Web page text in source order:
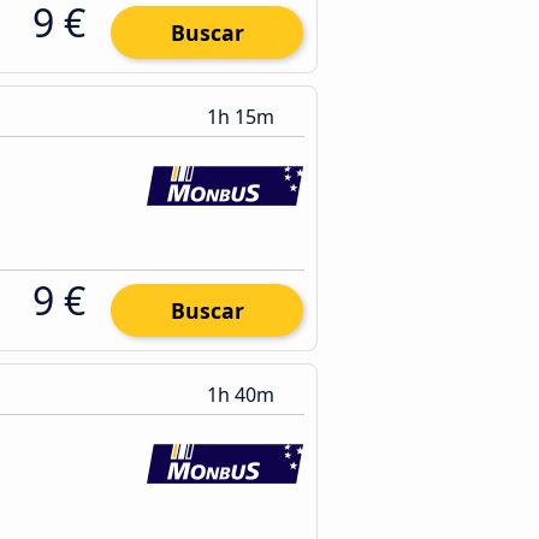
9 € Buscar
1h 15m
9 € Buscar
1h 40m